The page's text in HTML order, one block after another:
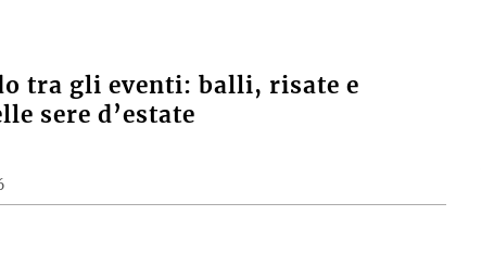
sere d’estate